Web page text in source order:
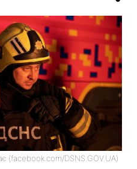
(facebook.com/DSNS.GOV.UA)